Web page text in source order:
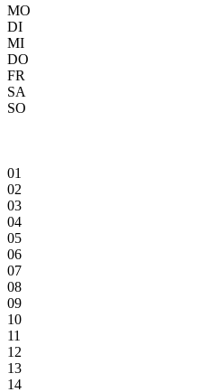
MO
DI
MI
DO
FR
SA
SO
01
02
03
04
05
06
07
08
09
10
11
12
13
14